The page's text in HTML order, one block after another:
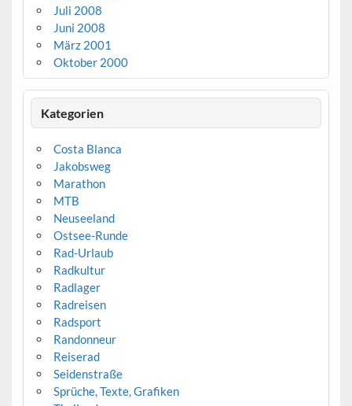
Juli 2008
Juni 2008
März 2001
Oktober 2000
Kategorien
Costa Blanca
Jakobsweg
Marathon
MTB
Neuseeland
Ostsee-Runde
Rad-Urlaub
Radkultur
Radlager
Radreisen
Radsport
Randonneur
Reiserad
Seidenstraße
Sprüche, Texte, Grafiken